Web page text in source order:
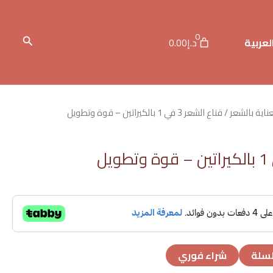
العربية 0د.إ0.00 البحث
بالشعر/ قناع الشعر 3 في 1 بالكيراتين – قوة وتطويل
شراء فوري